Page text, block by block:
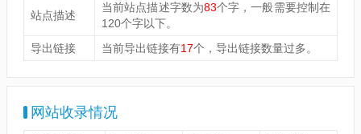
站点描述
当前站点描述字数为83个字，一般需要控制在
120个字以下。
导出链接
当前导出链接有17个，导出链接数量过多。
网站收录情况